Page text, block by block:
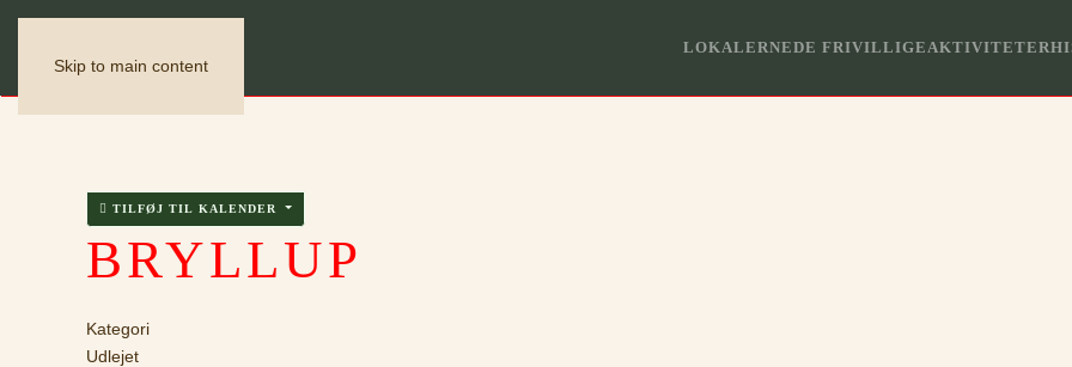
Skip to main content
LOKALERNEDE FRIVILLIGEAKTIVITETER
TILFØJ TIL KALENDER
BRYLLUP
Kategori
Udlejet